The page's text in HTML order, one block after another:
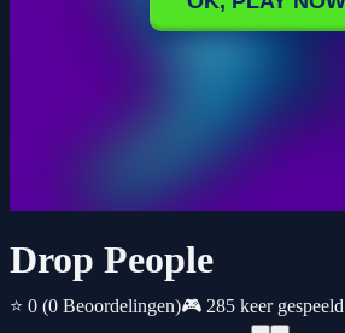
Drop People
⭐ 0 (0 Beoordelingen)🎮 285 keer gespeeld